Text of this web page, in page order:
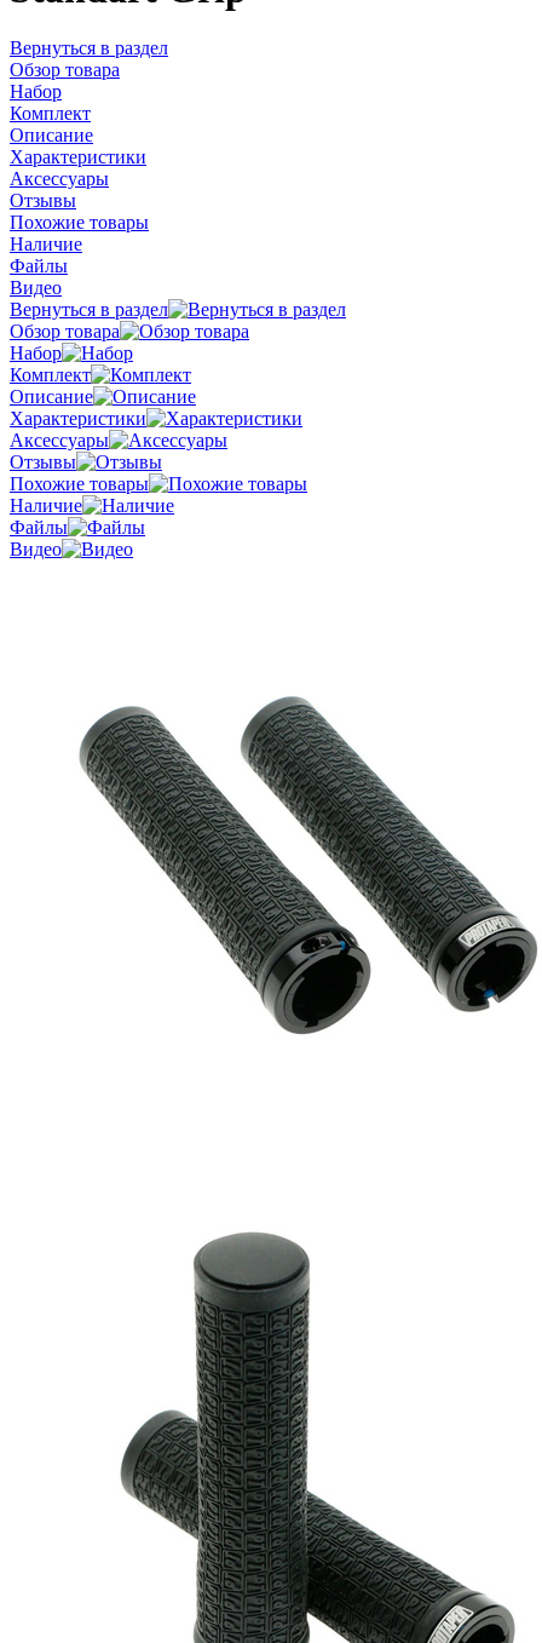
Вернуться в раздел
Обзор товара
Набор
Комплект
Описание
Характеристики
Аксессуары
Отзывы
Похожие товары
Наличие
Файлы
Видео
Вернуться в раздел
Обзор товара
Набор
Комплект
Описание
Характеристики
Аксессуары
Отзывы
Похожие товары
Наличие
Файлы
Видео